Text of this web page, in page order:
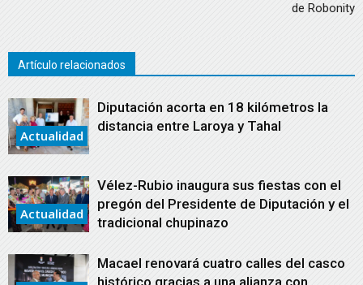
de Robonity
Artículo relacionados
Actualidad
Diputación acorta en 18 kilómetros la
distancia entre Laroya y Tahal
Actualidad
Vélez-Rubio inaugura sus fiestas con el
pregón del Presidente de Diputación y el
tradicional chupinazo
Macael renovará cuatro calles del casco
histórico gracias a una alianza con